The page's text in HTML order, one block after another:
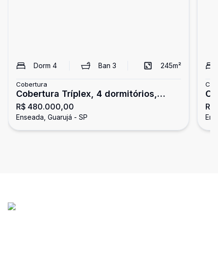
Dorm 4 Ban3 245m²
Cobertura
Cobertura Tríplex, 4 dormitórios,
Região Brunella, Guarujá
R$ 480.000,00
Enseada, Guarujá - SP